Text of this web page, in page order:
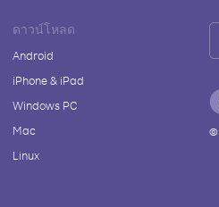
ดาวน์โหลด
Android
iPhone & iPad
Windows PC
Mac
Linux
©